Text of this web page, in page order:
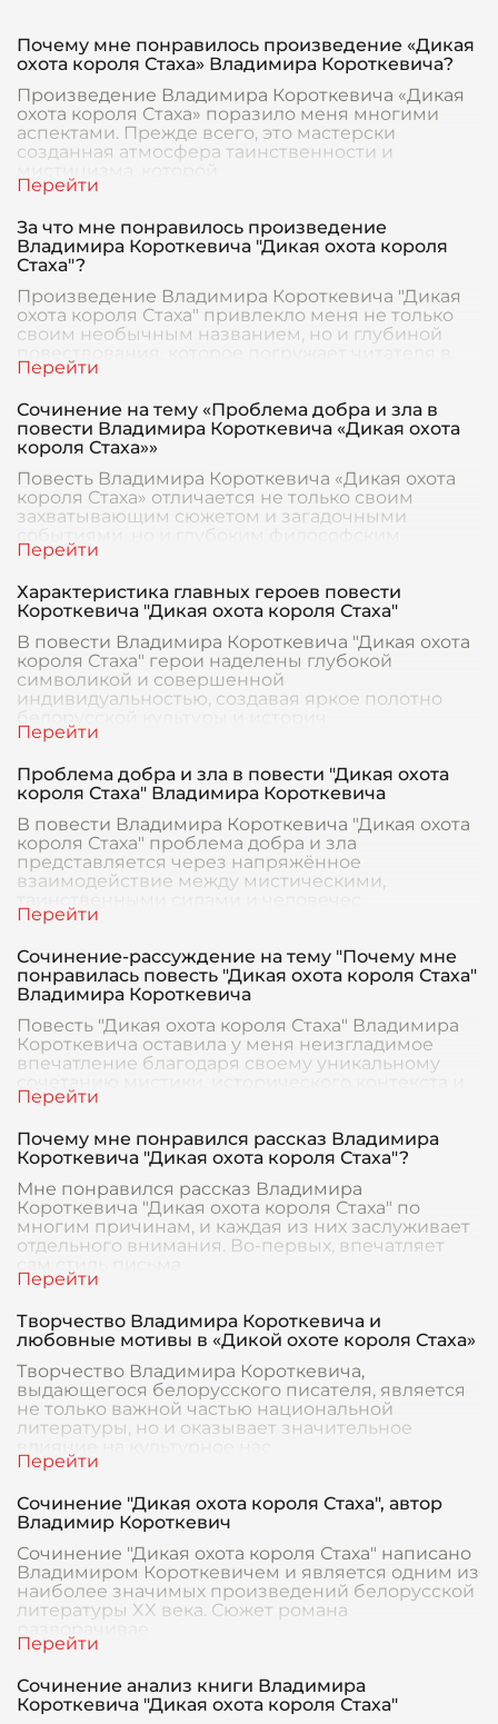
Почему мне понравилось произведение «Дикая
охота короля Стаха» Владимира Короткевича?
Произведение Владимира Короткевича «Дикая
охота короля Стаха» поразило меня многими
аспектами. Прежде всего, это мастерски
созданная атмосфера таинственности и
За что мне понравилось произведение
Владимира Короткевича "Дикая охота короля
Стаха"?
Произведение Владимира Короткевича "Дикая
охота короля Стаха" привлекло меня не только
своим необычным названием, но и глубиной
атмосфер
Сочинение на тему «Проблема добра и зла в
повести Владимира Короткевича «Дикая охота
короля Стаха»»
Повесть Владимира Короткевича «Дикая охота
короля Стаха» отличается не только своим
захватывающим сюжетом и загадочными
событиями, но и глубоким философским
содержанием, в частност
Характеристика главных героев повести
Короткевича "Дикая охота короля Стаха"
В повести Владимира Короткевича "Дикая охота
короля Стаха" герои наделены глубокой
символикой и совершенной
индивидуальностью, создавая яркое полотно
белорусской культуры и историч
Проблема добра и зла в повести "Дикая охота
короля Стаха" Владимира Короткевича
В повести Владимира Короткевича "Дикая охота
короля Стаха" проблема добра и зла
представляется через напряжённое
взаимодействие между мистическими,
Сочинение-рассуждение на тему "Почему мне
понравилась повесть "Дикая охота короля Стаха"
Владимира Короткевича
Повесть "Дикая охота короля Стаха" Владимира
Короткевича оставила у меня неизгладимое
впечатление благодаря своему уникальному
глубоких
Почему мне понравился рассказ Владимира
Короткевича "Дикая охота короля Стаха"?
Мне понравился рассказ Владимира
Короткевича "Дикая охота короля Стаха" по
многим причинам, и каждая из них заслуживает
отдельного внимания. Во-первых, впечатляет
Творчество Владимира Короткевича и
любовные мотивы в «Дикой охоте короля Стаха»
Творчество Владимира Короткевича,
выдающегося белорусского писателя, является
не только важной частью национальной
литературы, но и оказывает значительное
Сочинение "Дикая охота короля Стаха", автор
Владимир Короткевич
Сочинение "Дикая охота короля Стаха" написано
Владимиром Короткевичем и является одним из
наиболее значимых произведений белорусской
литературы XX века. Сюжет романа
Сочинение анализ книги Владимира
Короткевича "Дикая охота короля Стаха"